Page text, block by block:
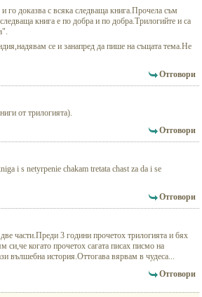
го доказва с всяка следваща книга.Прочела съм
книга е по добра и по добра.Трилогийте и са
се и занапред да пише на същата тема.Не
Отговори
от трилогията).
Отговори
i s netyrpenie chakam tretata chast za da i se
Отговори
части.Преди 3 години прочетох трилогията и бях
когато прочетох сагата писах писмо на
вълшебна история.Оттогава вярвам в чудеса...
Отговори